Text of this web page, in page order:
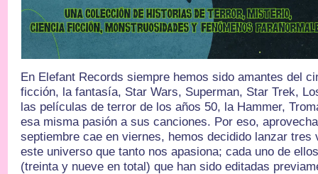
En Elefant Records siempre hemos sido amantes del
ficción, la fantasía, Star Wars, Superman, Star Trek,
las películas de terror de los años 50, la Hammer,
esa misma pasión a sus canciones. Por eso,
septiembre cae en viernes, hemos decidido lanzar tres
este universo que tanto nos apasiona; cada uno de
(treinta y nueve en total) que han sido editadas